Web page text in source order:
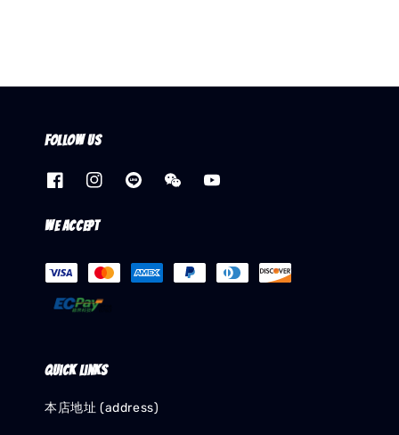
Follow us
We accept
Quick links
本店地址 (address)